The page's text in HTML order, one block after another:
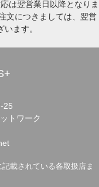
は翌営業日以降となりま
文につきましては、翌営
ます。
25
トワーク
載されている各取扱店ま